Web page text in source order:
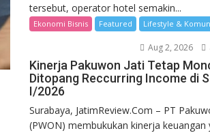
tersebut, operator hotel semakin...
Ekonomi Bisnis Featured Lifestyle &
Aug 2, 2026
Kinerja Pakuwon Jati Tetap
Ditopang Reccurring Income di
I/2026
Surabaya, JatimReview.Com – PT
(PWON) membukukan kinerja keuangan